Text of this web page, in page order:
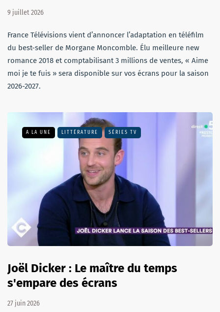
9 juillet 2026
France Télévisions vient d’annoncer l’adaptation en téléfilm
du best-seller de Morgane Moncomble. Élu meilleure new
romance 2018 et comptabilisant 3 millions de ventes, « Aime
moi je te fuis » sera disponible sur vos écrans pour la saison
2026-2027.
A LA UNE LITTÉRATURE SÉRIES TV
Joël Dicker : Le maître du temps
s'empare des écrans
27 juin 2026